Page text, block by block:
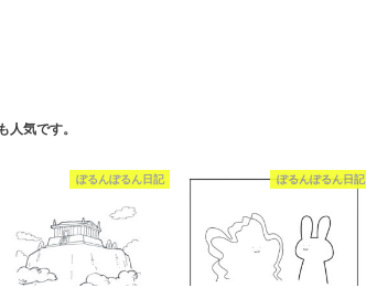
人気です。
ぽるんぽるん日記 ぽるんぽるん日記